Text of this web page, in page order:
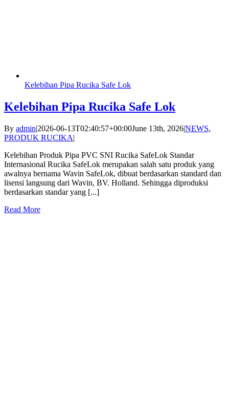
Kelebihan Pipa Rucika Safe Lok
Kelebihan Pipa Rucika Safe Lok
By admin|2026-06-13T02:40:57+00:00June 13th, 2026|NEWS,
PRODUK RUCIKA|
Kelebihan Produk Pipa PVC SNI Rucika SafeLok Standar
Internasional Rucika SafeLok merupakan salah satu produk yang
awalnya bernama Wavin SafeLok, dibuat berdasarkan standard dan
lisensi langsung dari Wavin, BV. Holland. Sehingga diproduksi
berdasarkan standar yang [...]
Read More